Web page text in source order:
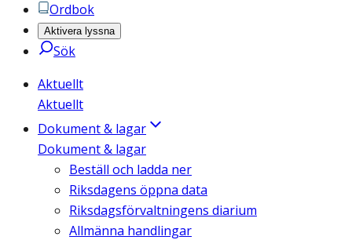
Ordbok
Aktivera lyssna
Sök
Aktuellt
Aktuellt
Dokument & lagar
Dokument & lagar
Beställ och ladda ner
Riksdagens öppna data
Riksdagsförvaltningens diarium
Allmänna handlingar